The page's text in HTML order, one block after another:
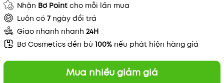
Nhận Bơ Point cho mỗi lần mua
Luôn có 7 ngày đổi trả
Giao nhanh nhanh 24H
Bơ Cosmetics đền bù 100% nếu phát hiện hàng giả
Mua nhiều giảm giá
Điều kiện: